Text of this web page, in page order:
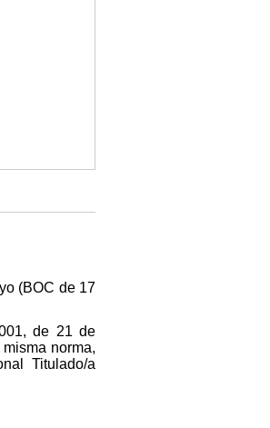
(BOC de 17
de 21 de
norma,
Titulado/a